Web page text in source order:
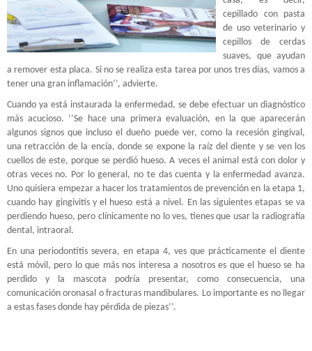
cepillado con pasta
de uso veterinario y
cepillos de cerdas
suaves, que ayudan
a remover esta placa. Si no se realiza esta tarea por unos tres días, vamos a
tener una gran inflamación’’, advierte.
Cuando ya está instaurada la enfermedad, se debe efectuar un diagnóstico
más acucioso. ‘’Se hace una primera evaluación, en la que aparecerán
algunos signos que incluso el dueño puede ver, como la recesión gingival,
una retracción de la encía, donde se expone la raíz del diente y se ven los
cuellos de este, porque se perdió hueso. A veces el animal está con dolor y
otras veces no. Por lo general, no te das cuenta y la enfermedad avanza.
Uno quisiera empezar a hacer los tratamientos de prevención en la etapa 1,
cuando hay gingivitis y el hueso está a nivel. En las siguientes etapas se va
perdiendo hueso, pero clínicamente no lo ves, tienes que usar la radiografía
dental, intraoral.
En una periodontitis severa, en etapa 4, ves que prácticamente el diente
está móvil, pero lo que más nos interesa a nosotros es que el hueso se ha
perdido y la mascota podría presentar, como consecuencia, una
comunicación oronasal o fracturas mandibulares. Lo importante es no llegar
a estas fases donde hay pérdida de piezas’’.